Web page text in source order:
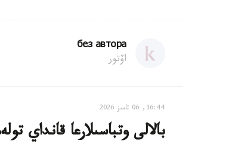
без автора
اۆتور
16:44, 06 تامىز 2026
بالالى وتباسىلارعا قانداي